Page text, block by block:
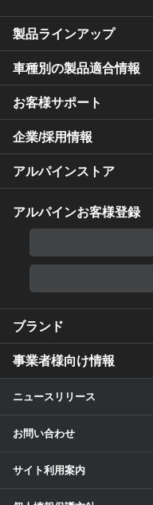
製品ラインアップ
車種別の製品適合情報
お客様サポート
企業/採用情報
アルパインストア
アルパインお客様登録
ブランド
事業者様向け情報
ニュースリリース
お問い合わせ
サイト利用案内